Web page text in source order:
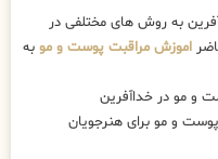
به روش های مختلفی در
اموزش مراقبت پوست و مو به
و مو برای هنرجویان